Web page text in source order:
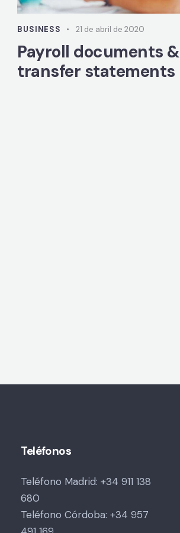
BUSINESS 21 de abril de 2020
Payroll documents &
transfer statements
Teléfonos
Teléfono Madrid:+34 911 138
680
Teléfono Córdoba:+34 957